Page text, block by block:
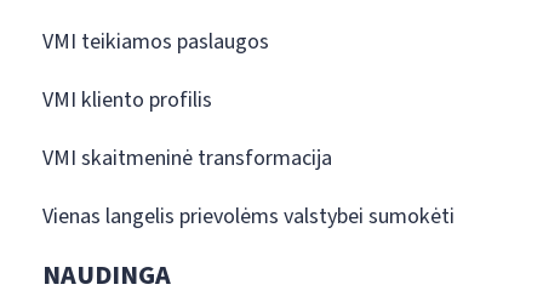
VMI teikiamos paslaugos
VMI kliento profilis
VMI skaitmeninė transformacija
Vienas langelis prievolėms valstybei sumokėti
NAUDINGA